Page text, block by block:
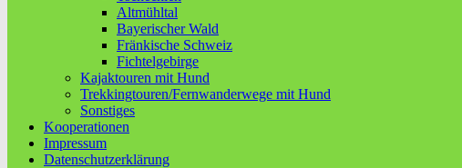
Altmühltal
Bayerischer Wald
Fränkische Schweiz
Fichtelgebirge
Kajaktouren mit Hund
Trekkingtouren/Fernwanderwege mit Hund
Sonstiges
Kooperationen
Impressum
Datenschutzerklärung